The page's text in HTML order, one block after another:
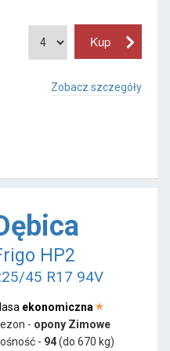
Zobacz szczegóły
HP2
45 R17 94V
ekonomiczna
- opony Zimowe
- 94(do 670 kg)